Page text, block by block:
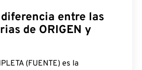
entre las
de ORIGEN y
(FUENTE) es la